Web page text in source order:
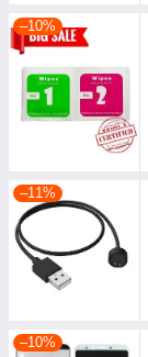
–10%
–11%
–10%